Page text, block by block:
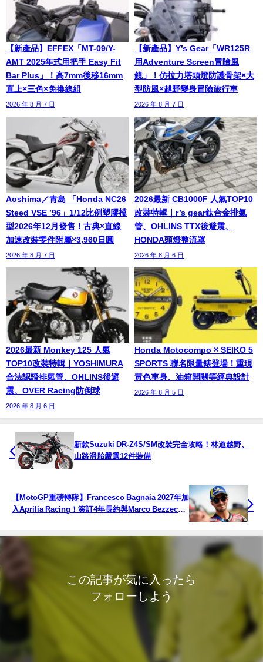
【新產品】EFFEX「MT-09/Y-
AMT 2025年式用把手 Easy Fit
Bar Plus」！高7mm後移16mm
直上×三色×免換線組
2026 年 8 月 7 日
【新產品】Y’s Gear「WR125R
用Adventure Screen冒險風
鏡」！仿拉力塔頭燈防護骨架×大
型防風×越野變身冒險旅行車
2026 年 8 月 7 日
Aoshima／青島 「Honda NC26
Steed VSE ’96」1/12比例塑膠模
型2026年12月發售！古典×直線
加速改裝零件附屬×3,960日圓
2026 年 8 月 7 日
2026最新 CB1000F 人氣TOP10
改裝特輯｜r’s gear鈦合金排氣
管、OHLINS TTX後避震、
HONDA頭燈整流罩
2026 年 8 月 6 日
2026最新 Monkey 125 人氣
TOP10改裝特輯｜YOSHIMURA
合法認證排氣管、OHLINS後避
震、OVER Racing防倒球
2026 年 8 月 6 日
Honda Motocompo × SEIKO 5
SPORTS 聯名限量錶登場！重現
黃色車身、油箱開關等經典設計
2026 年 8 月 5 日
新款Suzuki DR-Z4S/SM改裝完全攻略！林道越野、
山路滑胎嚴選12件裝備
【MotoGP重磅轉隊】Francesco Bagnaia 2027年加
入Aprilia Racing！簽訂4年長約與Marco Bezzecchi
この記事が気に入ったら
フォローしよう